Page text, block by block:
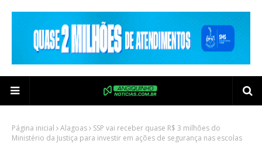
Página inicial Alagoas
SSP vai receber quase R$ 3 milhões do
Ministério da Justiça para investir em ações de segurança nas escolas